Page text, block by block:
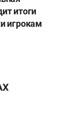
итоги
игрокам